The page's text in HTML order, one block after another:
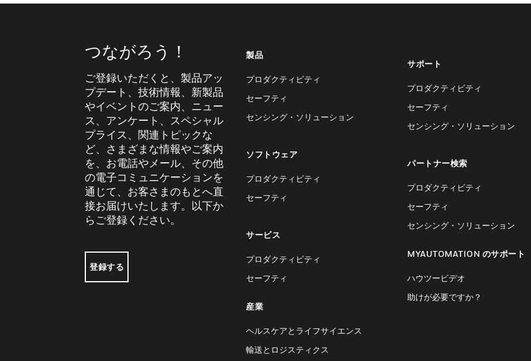
つながろう！
ご登録いただくと、製品アッ
プデート、技術情報、新製品
やイベントのご案内、ニュー
ス、アンケート、スペシャル
プライス、関連トピックな
ど、さまざまな情報やご案内
を、お電話やメール、その他
の電子コミュニケーションを
通じて、お客さまのもとへ直
接お届けいたします。以下か
らご登録ください。
登録する
製品
プロダクティビティ
セーフティ
センシング・ソリューション
ソフトウェア
プロダクティビティ
セーフティ
サービス
プロダクティビティ
セーフティ
産業
ヘルスケアとライフサイエンス
輸送とロジスティクス
サポート
プロダクティビティ
セーフティ
センシング・ソリューション
パートナー検索
プロダクティビティ
セーフティ
センシング・ソリューション
MYAUTOMATION のサポート
ハウツービデオ
助けが必要ですか？